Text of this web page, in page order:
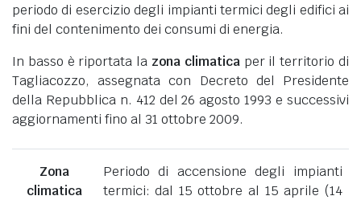
periodo di esercizio degli impianti termici degli edifici ai
fini del contenimento dei consumi di energia.
In basso è riportata la zona climaticaper il territorio di
Tagliacozzo, assegnata con Decreto del Presidente
della Repubblica n. 412 del 26 agosto 1993 e successivi
aggiornamenti fino al 31 ottobre 2009.
Zona
climatica
Periodo di accensione degli impianti
termici: dal 15 ottobre al 15 aprile (14